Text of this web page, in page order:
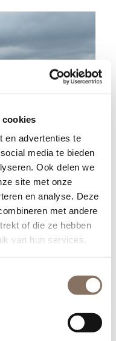
cookies
en advertenties te
media te bieden
Ook delen we
site met onze
en analyse. Deze
met andere
of die ze hebben
van hun services.
1 2 3 4 5
de kopers met
inmiddels
werden de
woord van
van champagne
goed! Een
middag